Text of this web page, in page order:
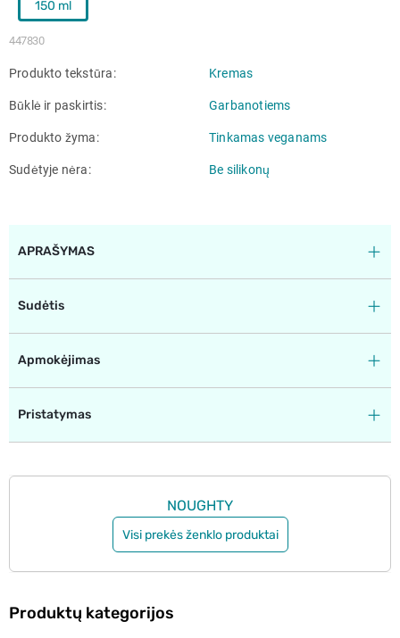
447830
150 ml
Produkto tekstūra Kremas
Būklė ir paskirtis Garbanotiems
Produkto žyma Tinkamas veganams
Sudėtyje nėra Be silikonų
APRAŠYMAS
Sudėtis
Apmokėjimas
Pristatymas
NOUGHTY
Visi prekės ženklo produktai
Produktų kategorijos